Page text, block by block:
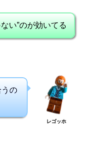
い”のが効いてる
の
レゴッホ